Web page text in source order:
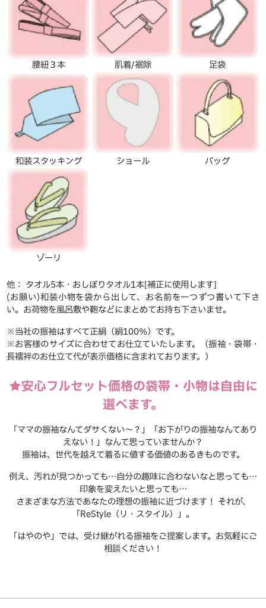
腰紐３本 肌着/裾除 足袋
和装スタッキング ショール バッグ
ゾーリ
他： タオル5本・おしぼりタオル1本[補正に使用します]
(お願い)和装小物を袋から出して、お名前を一つずつ書いて下さ
い。お荷物を風呂敷や鞄などにまとめてお持ち下さいませ。
※当社の振袖はすべて正絹（絹100％）です。
※お客様のサイズに合わせてお仕立ていたします。（振袖・袋帯・
長襦袢のお仕立て代が表示価格に含まれております。）
★安心フルセット価格の袋帯・小物は自由に
選べます。
「ママの振袖なんてダサくない～？」「お下がりの振袖なんてあり
えない！」なんて思っていませんか？
振袖は、世代を越えて着るに値する価値のあるきものです。
例え、汚れが見つかっても…自分の趣味に合わないなと思っても…
印象を変えたいと思っても…
さまざまな方法であなたの理想の振袖に近づけます！ それが、
「ReStyle（リ・スタイル）」。
「はやのや」では、受け継がれる振袖をご提案します。お気軽にご
相談ください！